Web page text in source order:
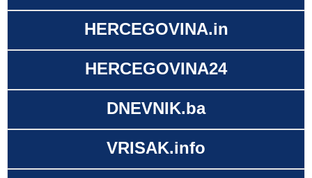
HERCEGOVINA.in
HERCEGOVINA24
DNEVNIK.ba
VRISAK.info